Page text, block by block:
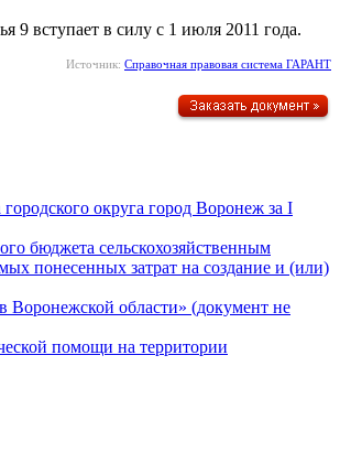
9 вступает в силу с 1 июля 2011 года.
Источник: Справочная правовая система ГАРАНТ
округа город Воронеж за I
бюджета сельскохозяйственным
понесенных затрат на создание и (или)
Воронежской области» (документ не
помощи на территории